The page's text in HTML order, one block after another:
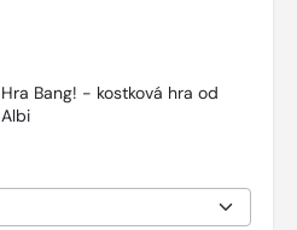
Hra Bang! - kostková hra od
Albi